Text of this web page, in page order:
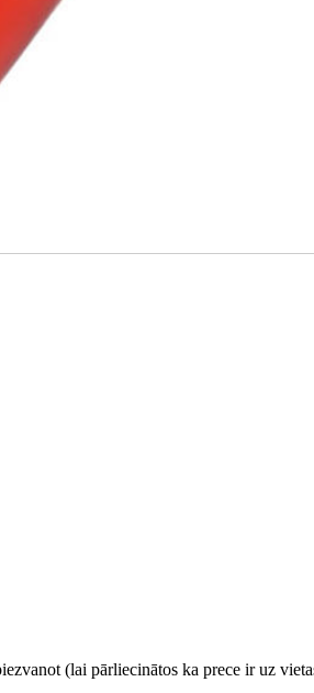
(lai pārliecinātos ka prece ir uz